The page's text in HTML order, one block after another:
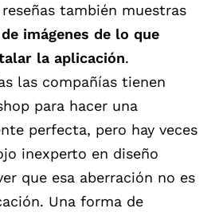
también muestras
imágenes de lo que
la aplicación.
las compañías tienen
para hacer una
perfecta, pero hay veces
inexperto en diseño
que esa aberración no es
Una forma de